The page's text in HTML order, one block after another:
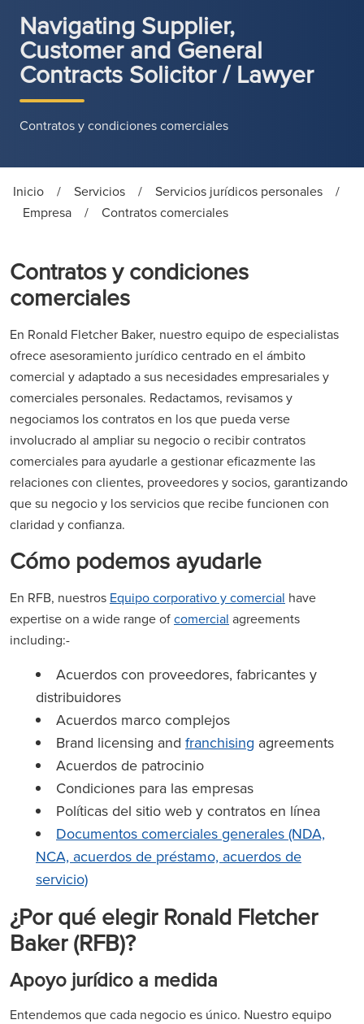
Navigating Supplier,
Customer and General
Contracts Solicitor / Lawyer
Contratos y condiciones comerciales
Inicio / Servicios / Servicios jurídicos personales
/
Empresa
/ Contratos comerciales
Contratos y condiciones
comerciales
En Ronald Fletcher Baker, nuestro equipo de especialistas
ofrece asesoramiento jurídico centrado en el ámbito
comercial y adaptado a sus necesidades empresariales y
comerciales personales. Redactamos, revisamos y
negociamos los contratos en los que pueda verse
involucrado al ampliar su negocio o recibir contratos
comerciales para ayudarle a gestionar eficazmente las
relaciones con clientes, proveedores y socios, garantizando
que su negocio y los servicios que recibe funcionen con
claridad y confianza.
Cómo podemos ayudarle
En RFB, nuestros Equipo corporativo y comercial have
expertise on a wide range ofcomercial agreements
including:-
Acuerdos con proveedores, fabricantes y
distribuidores
Acuerdos marco complejos
Brand licensing and franchising agreements
Acuerdos de patrocinio
Condiciones para las empresas
Políticas del sitio web y contratos en línea
Documentos comerciales generales (NDA,
NCA, acuerdos de préstamo, acuerdos de
servicio)
¿Por qué elegir Ronald Fletcher
Baker (RFB)?
Apoyo jurídico a medida
Entendemos que cada negocio es único. Nuestro equipo